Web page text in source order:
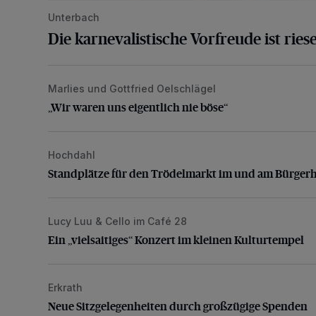
Unterbach
Die karnevalistische Vorfreude ist
„Wir waren uns eigentlich nie böse“
Marlies und Gottfried Oelschlägel
„Wir waren uns eigentlich nie böse“
Standplätze für den Trödelmarkt im und am
Hochdahl
Standplätze für den Trödelmarkt im und am
Ein „vielsaitiges“ Konzert im kleinen Kulturtempel
Lucy Luu & Cello im Café 28
Ein „vielsaitiges“ Konzert im kleinen Kulturtempel
Neue Sitzgelegenheiten durch großzügige Spenden
Erkrath
Neue Sitzgelegenheiten durch großzügige Spenden